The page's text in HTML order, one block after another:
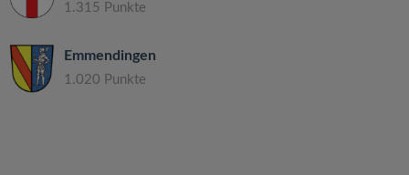
1.315 Punkte
Emmendingen
1.020 Punkte